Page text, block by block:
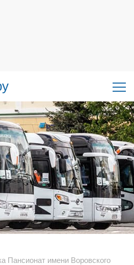
Пансионат имени Воровского